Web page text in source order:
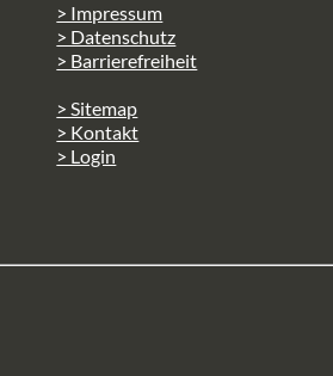
> Impressum
> Datenschutz
> Barrierefreiheit
> Sitemap
> Kontakt
> Login